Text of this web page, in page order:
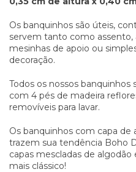
Os banquinhos são úteis,
servem tanto como assento,
mesinhas de apoio ou
decoração.
Todos os nossos
com 4 pés de madeira
removíveis para lavar.
Os banquinhos com capa de
trazem sua tendência Boho
capas mescladas de
mais clássico!